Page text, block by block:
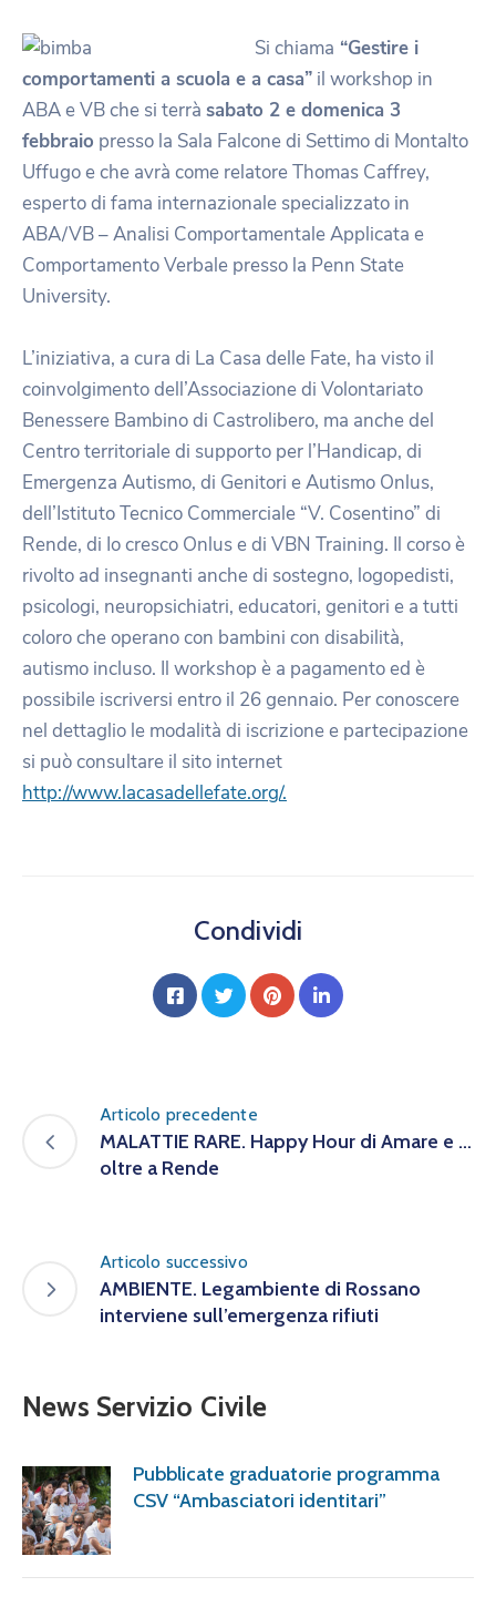
Si chiama “Gestire i
comportamenti a scuola e a casa” il workshop in
ABA e VB che si terrà sabato 2 e domenica 3
febbraio presso la Sala Falcone di Settimo di Montalto
Uffugo e che avrà come relatore Thomas Caffrey,
esperto di fama internazionale specializzato in
ABA/VB – Analisi Comportamentale Applicata e
Comportamento Verbale presso la Penn State
University.
L’iniziativa, a cura di La Casa delle Fate, ha visto il
coinvolgimento dell’Associazione di Volontariato
Benessere Bambino di Castrolibero, ma anche del
Centro territoriale di supporto per l’Handicap, di
Emergenza Autismo, di Genitori e Autismo Onlus,
dell’Istituto Tecnico Commerciale “V. Cosentino” di
Rende, di Io cresco Onlus e di VBN Training. Il corso è
rivolto ad insegnanti anche di sostegno, logopedisti,
psicologi, neuropsichiatri, educatori, genitori e a tutti
coloro che operano con bambini con disabilità,
autismo incluso. Il workshop è a pagamento ed è
possibile iscriversi entro il 26 gennaio. Per conoscere
nel dettaglio le modalità di iscrizione e partecipazione
si può consultare il sito internet
http://www.lacasadellefate.org/.
Condividi
Articolo precedente
MALATTIE RARE. Happy Hour di Amare e …
oltre a Rende
Articolo successivo
AMBIENTE. Legambiente di Rossano
interviene sull’emergenza rifiuti
News Servizio Civile
Pubblicate graduatorie programma
CSV “Ambasciatori identitari”